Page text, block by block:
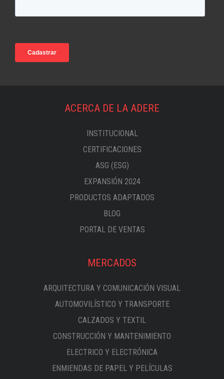
ACERCA DE LA ADERE
INSTITUCIONAL
CERTIFICACIONES
ASG (ESG)
EXPANSIÓN 2024
PRODUCTOS ADAPTADOS
BLOG
PORTAL DE VENTAS
MERCADOS
ARQUITECTURA Y COMUNICACIÓN VISUAL
AUTOMOVILÍSTICO Y TRANSPORTE
CALZADOS Y TEXTIL
CONSTRUCCIÓN Y MANTENIMIENTO
ELECTRICO Y ELECTRÓNICA
ENMIENDAS DE PAPEL Y PELÍCULAS